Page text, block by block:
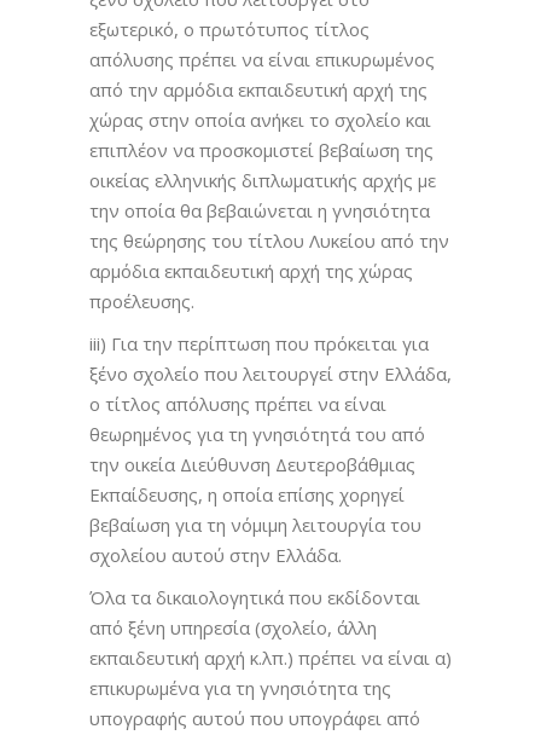
εξωτερικό, ο πρωτότυπος τίτλος
απόλυσης πρέπει να είναι επικυρωμένος
από την αρμόδια εκπαιδευτική αρχή της
χώρας στην οποία ανήκει το σχολείο και
επιπλέον να προσκομιστεί βεβαίωση της
οικείας ελληνικής διπλωματικής αρχής με
την οποία θα βεβαιώνεται η γνησιότητα
της θεώρησης του τίτλου Λυκείου από την
αρμόδια εκπαιδευτική αρχή της χώρας
προέλευσης.
iii) Για την περίπτωση που πρόκειται για
ξένο σχολείο που λειτουργεί στην Ελλάδα,
ο τίτλος απόλυσης πρέπει να είναι
θεωρημένος για τη γνησιότητά του από
την οικεία Διεύθυνση Δευτεροβάθμιας
Εκπαίδευσης, η οποία επίσης χορηγεί
βεβαίωση για τη νόμιμη λειτουργία του
σχολείου αυτού στην Ελλάδα.
Όλα τα δικαιολογητικά που εκδίδονται
από ξένη υπηρεσία (σχολείο, άλλη
εκπαιδευτική αρχή κ.λπ.) πρέπει να είναι α)
επικυρωμένα για τη γνησιότητα της
υπογραφής αυτού που υπογράφει από